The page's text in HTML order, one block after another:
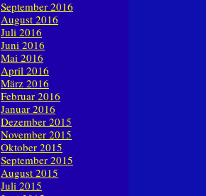
September 2016
August 2016
Juli 2016
Juni 2016
Mai 2016
April 2016
März 2016
Februar 2016
Januar 2016
Dezember 2015
November 2015
Oktober 2015
September 2015
August 2015
Juli 2015